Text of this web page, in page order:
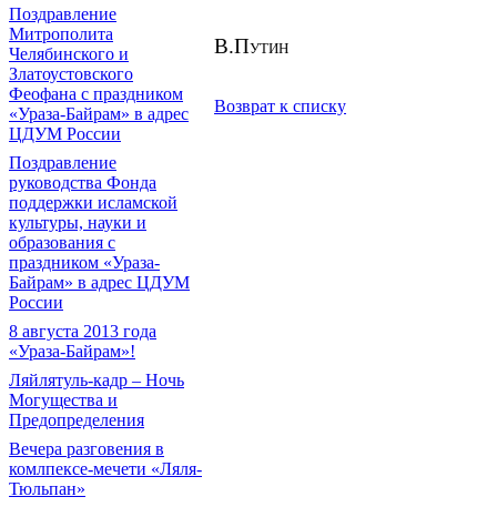
Поздравление
Митрополита
Челябинского и
Златоустовского
Феофана с праздником
«Ураза-Байрам» в адрес
ЦДУМ России
Поздравление
руководства Фонда
поддержки исламской
культуры, науки и
образования с
праздником «Ураза-
Байрам» в адрес ЦДУМ
России
8 августа 2013 года
«Ураза-Байрам»!
Ляйлятуль-кадр – Ночь
Могущества и
Предопределения
Вечера разговения в
комлпексе-мечети «Ляля-
Тюльпан»
В.Путин
Возврат к списку